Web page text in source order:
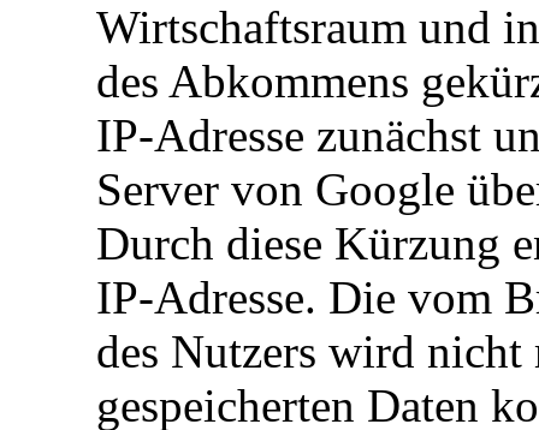
Wirtschaftsraum und
des Abkommens
IP-Adresse zunächst
Server von Google
Durch diese Kürzung
IP-Adresse. Die vom
des Nutzers wird
gespeicherten Daten